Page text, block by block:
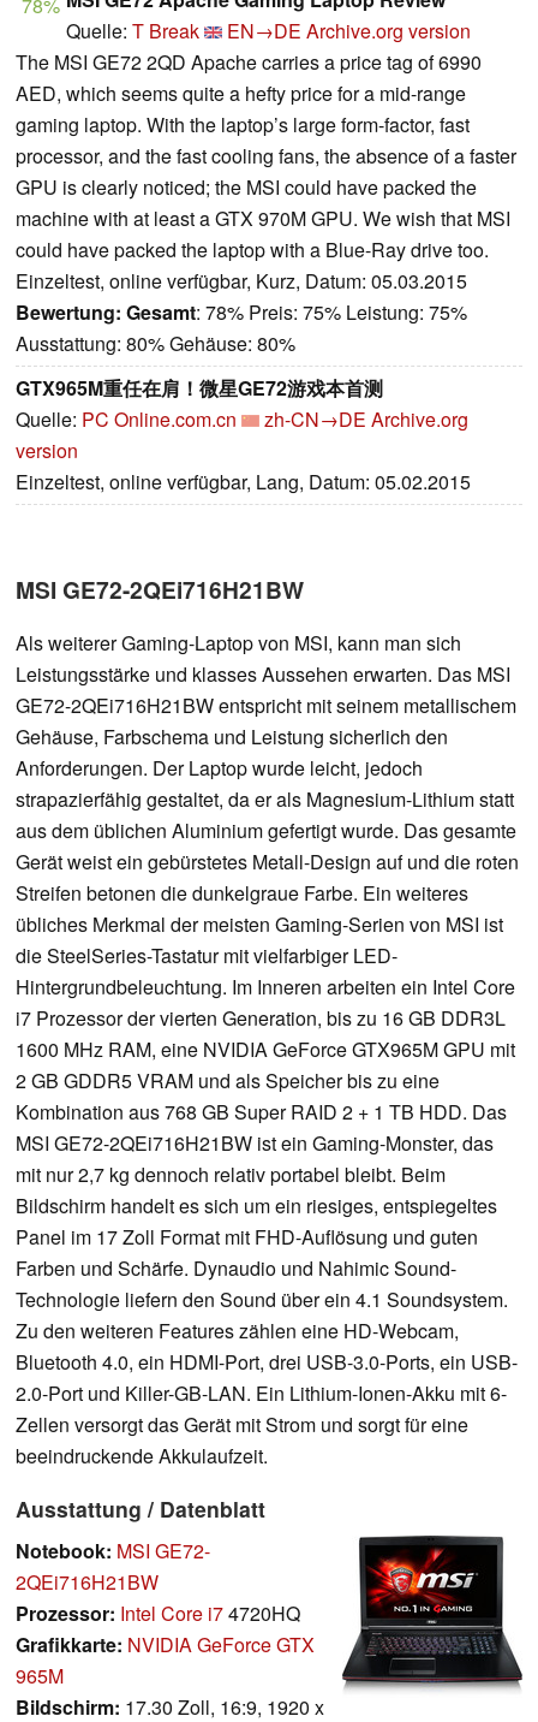
Quelle: T Break EN→DE Archive.org version
The MSI GE72 2QD Apache carries a price tag of 6990
AED, which seems quite a hefty price for a mid-range
gaming laptop. With the laptop’s large form-factor, fast
processor, and the fast cooling fans, the absence of a faster
GPU is clearly noticed; the MSI could have packed the
machine with at least a GTX 970M GPU. We wish that MSI
could have packed the laptop with a Blue-Ray drive too.
Einzeltest, online verfügbar, Kurz, Datum: 05.03.2015
Bewertung: Gesamt: 78% Preis: 75% Leistung: 75%
Ausstattung: 80% Gehäuse: 80%
GTX965M重任在肩！微星GE72游戏本首测
Quelle: PC Online.com.cn zh-CN→DE Archive.org
version
Einzeltest, online verfügbar, Lang, Datum: 05.02.2015
MSI GE72-2QEi716H21BW
Als weiterer Gaming-Laptop von MSI, kann man sich
Leistungsstärke und klasses Aussehen erwarten. Das MSI
GE72-2QEi716H21BW entspricht mit seinem metallischem
Gehäuse, Farbschema und Leistung sicherlich den
Anforderungen. Der Laptop wurde leicht, jedoch
strapazierfähig gestaltet, da er als Magnesium-Lithium statt
aus dem üblichen Aluminium gefertigt wurde. Das gesamte
Gerät weist ein gebürstetes Metall-Design auf und die roten
Streifen betonen die dunkelgraue Farbe. Ein weiteres
übliches Merkmal der meisten Gaming-Serien von MSI ist
die SteelSeries-Tastatur mit vielfarbiger LED-
Hintergrundbeleuchtung. Im Inneren arbeiten ein Intel Core
i7 Prozessor der vierten Generation, bis zu 16 GB DDR3L
1600 MHz RAM, eine NVIDIA GeForce GTX965M GPU mit
2 GB GDDR5 VRAM und als Speicher bis zu eine
Kombination aus 768 GB Super RAID 2 + 1 TB HDD. Das
MSI GE72-2QEi716H21BW ist ein Gaming-Monster, das
mit nur 2,7 kg dennoch relativ portabel bleibt. Beim
Bildschirm handelt es sich um ein riesiges, entspiegeltes
Panel im 17 Zoll Format mit FHD-Auflösung und guten
Farben und Schärfe. Dynaudio und Nahimic Sound-
Technologie liefern den Sound über ein 4.1 Soundsystem.
Zu den weiteren Features zählen eine HD-Webcam,
Bluetooth 4.0, ein HDMI-Port, drei USB-3.0-Ports, ein USB-
2.0-Port und Killer-GB-LAN. Ein Lithium-Ionen-Akku mit 6-
Zellen versorgt das Gerät mit Strom und sorgt für eine
beeindruckende Akkulaufzeit.
Ausstattung / Datenblatt
Notebook: MSI GE72-
2QEi716H21BW
Prozessor: Intel Core i74720HQ
Grafikkarte: NVIDIA GeForce GTX
965M
Bildschirm: 17.30 Zoll, 16:9, 1920 x